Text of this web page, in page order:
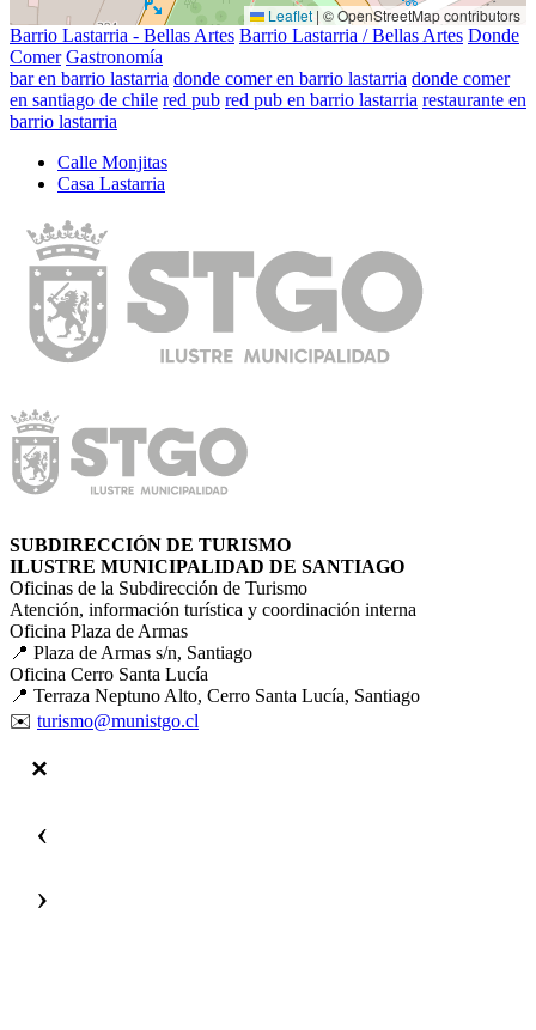
Leaflet | © OpenStreetMap contributors
Barrio Lastarria - Bellas Artes Barrio Lastarria / Bellas Artes Donde
Comer Gastronomía
bar en barrio lastarria donde comer en barrio lastarria donde comer
en santiago de chile red pub red pub en barrio lastarria restaurante en
barrio lastarria
Calle Monjitas
Casa Lastarria
SUBDIRECCIÓN DE TURISMO
ILUSTRE MUNICIPALIDAD DE SANTIAGO
Oficinas de la Subdirección de Turismo
Atención, información turística y coordinación interna
Oficina Plaza de Armas
📍 Plaza de Armas s/n, Santiago
Oficina Cerro Santa Lucía
📍 Terraza Neptuno Alto, Cerro Santa Lucía, Santiago
✉️ turismo@munistgo.cl
‹
›